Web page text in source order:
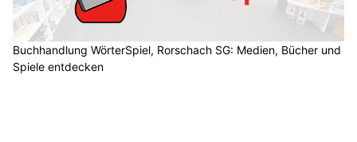
Buchhandlung WörterSpiel, Rorschach SG: Medien, Bücher und
Spiele entdecken